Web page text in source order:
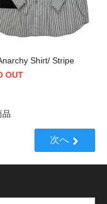
Shirt/ Stripe
OUT
品
次へ